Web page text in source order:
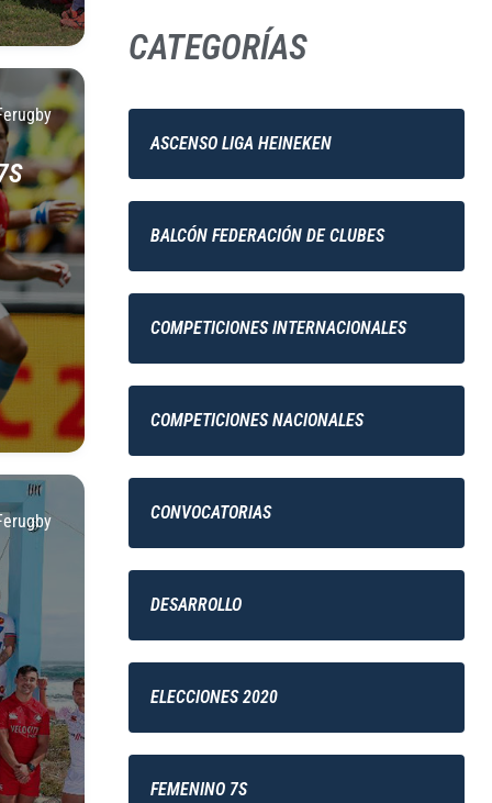
CATEGORÍAS
ASCENSO LIGA HEINEKEN
BALCÓN FEDERACIÓN DE CLUBES
COMPETICIONES INTERNACIONALES
COMPETICIONES NACIONALES
CONVOCATORIAS
DESARROLLO
ELECCIONES 2020
FEMENINO 7S